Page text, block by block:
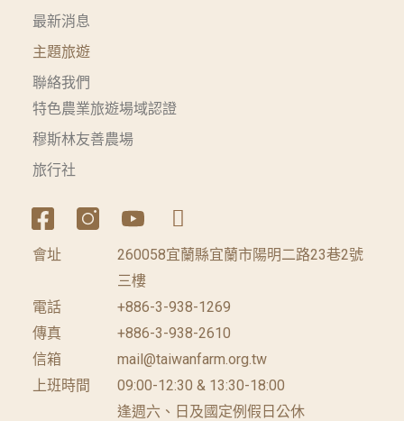
最新消息
主題旅遊
聯絡我們
特色農業旅遊場域認證
穆斯林友善農場
旅行社
會址
260058宜蘭縣宜蘭市陽明二路23巷2號
三樓
電話
+886-3-938-1269
傳真
+886-3-938-2610
信箱
mail@taiwanfarm.org.tw
上班時間
09:00-12:30 & 13:30-18:00
逢週六、日及國定例假日公休